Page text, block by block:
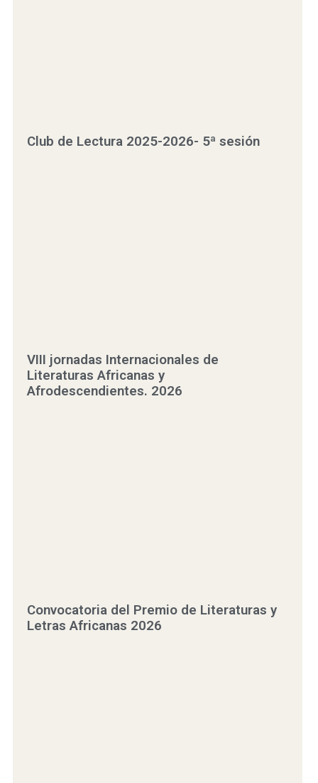
Club de Lectura 2025-2026- 5ª sesión
VIII jornadas Internacionales de
Literaturas Africanas y
Afrodescendientes. 2026
Convocatoria del Premio de Literaturas y
Letras Africanas 2026